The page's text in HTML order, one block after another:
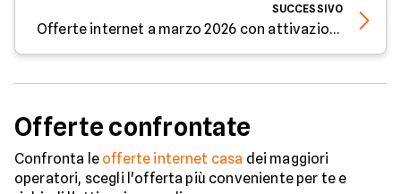
SUCCESSIVO
Offerte internet a marzo 2026 con attivazione gratis: prezzi da 24,95€
Offerte confrontate
Confronta le offerte internet casa dei maggiori
operatori, scegli l'offerta più conveniente per te e